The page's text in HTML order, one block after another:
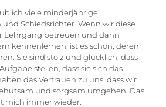
viele minderjährige
Schiedsrichter. Wenn wir diese
Lehrgang betreuen und dann
kennenlernen, ist es schön, deren
Sie sind stolz und glücklich, dass
stellen, dass sie sich das
das Vertrauen zu uns, dass wir
und sorgsam umgehen. Das
mich immer wieder.